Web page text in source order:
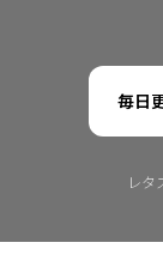
毎日
レタ